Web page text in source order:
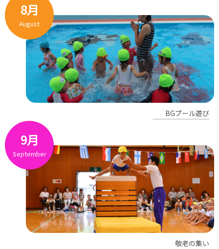
8月
August
BGプール遊び
9月
September
敬老の集い